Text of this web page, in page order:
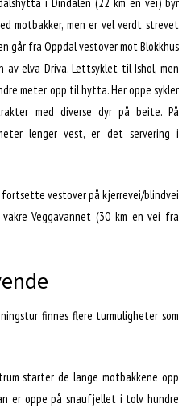
motbakker, men er vel verdt strevet
går fra Oppdal vestover mot Blokkhus
av elva Driva. Lettsyklet til Ishol, men
meter opp til hytta. Her oppe sykler
med diverse dyr på beite. På
lenger vest, er det servering i
fortsette vestover på kjerrevei/blindvei
Veggavannet (30 km en vei fra
finnes flere turmuligheter som
starter de lange motbakkene opp
er oppe på snaufjellet i tolv hundre